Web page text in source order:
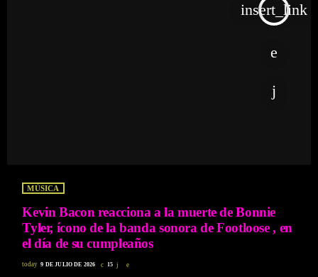
insert_link
MÚSICA
Kevin Bacon reacciona a la muerte de Bonnie
Tyler, ícono de la banda sonora de Footloose , en
el día de su cumpleaños
today 9 DE JULIO DE 2026 15